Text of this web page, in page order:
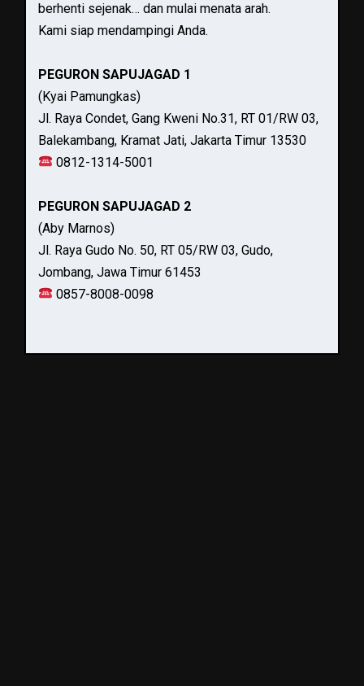
berhenti sejenak… dan mulai menata arah.
Kami siap mendampingi Anda.
PEGURON SAPUJAGAD 1
(Kyai Pamungkas)
Jl. Raya Condet, Gang Kweni No.31, RT 01/RW 03,
Balekambang, Kramat Jati, Jakarta Timur 13530
0812-1314-5001
PEGURON SAPUJAGAD 2
(Aby Marnos)
Jl. Raya Gudo No. 50, RT 05/RW 03, Gudo,
Jombang, Jawa Timur 61453
0857-8008-0098